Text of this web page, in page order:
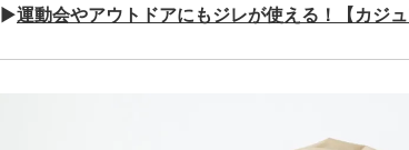
▶運動会やアウトドアにもジレが使える！【カジュ